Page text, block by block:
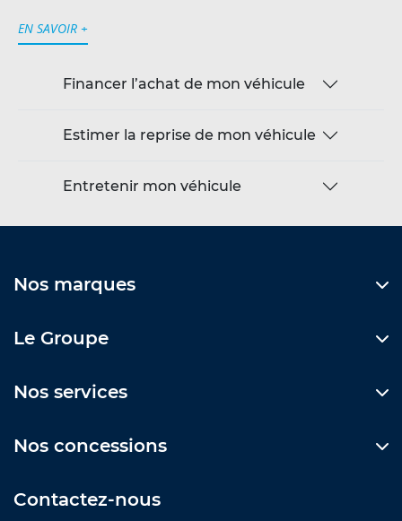
EN SAVOIR +
Financer l’achat de mon véhicule
Estimer la reprise de mon véhicule
Entretenir mon véhicule
Nos marques
Le Groupe
Nos services
Nos concessions
Contactez-nous